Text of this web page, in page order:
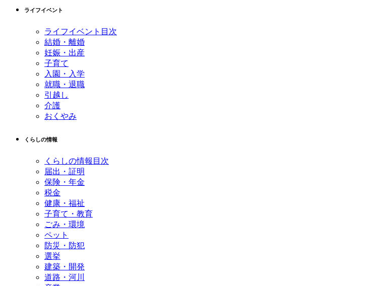
ライフイベント
ライフイベント目次
結婚・離婚
妊娠・出産
子育て
入園・入学
就職・退職
引越し
介護
おくやみ
くらしの情報
くらしの情報目次
届出・証明
保険・年金
税金
健康・福祉
子育て・教育
ごみ・環境
ペット
防災・防犯
選挙
建築・開発
道路・河川